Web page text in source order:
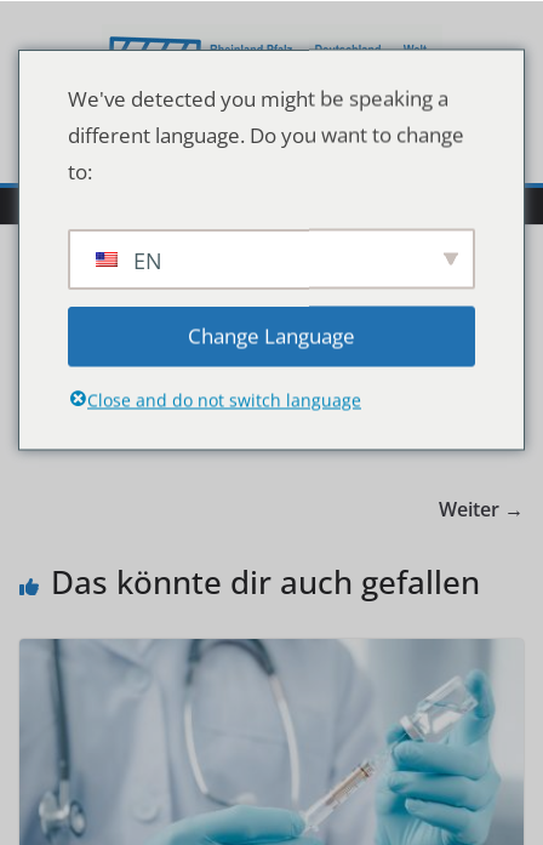
Inhalt
shutterstock_282366986
Weiter →
Das könnte dir auch gefallen
We've detected you might be speaking a
different language. Do you want to change
to:
EN
Change Language
Close and do not switch language